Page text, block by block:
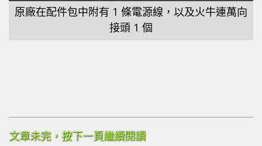
原廠在配件包中附有 1 條電源線，以及火牛連萬向
接頭 1 個
文章未完，按下一頁繼續閱讀